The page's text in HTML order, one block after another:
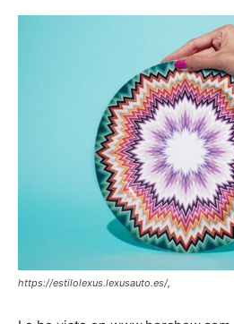
https://estilolexus.lexusauto.es/,